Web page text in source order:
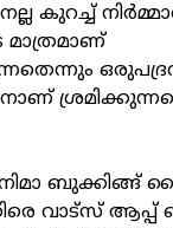
കുറച്ച്
ബുക്കിങ്ങ്
വാട്‌സ് ആപ്പ്